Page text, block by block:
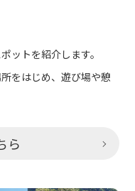
ットを紹介します。
をはじめ、遊び場や憩
ら